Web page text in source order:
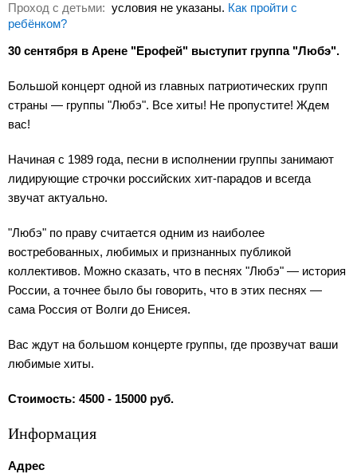
Проход с детьми: условия не указаны. Как пройти с
ребёнком?
30 сентября в Арене "Ерофей" выступит группа "Любэ".
Большой концерт одной из главных патриотических групп
страны — группы "Любэ". Все хиты! Не пропустите! Ждем
вас!
Начиная с 1989 года, песни в исполнении группы занимают
лидирующие строчки российских хит-парадов и всегда
звучат актуально.
"Любэ" по праву считается одним из наиболее
востребованных, любимых и признанных публикой
коллективов. Можно сказать, что в песнях "Любэ" — история
России, а точнее было бы говорить, что в этих песнях —
сама Россия от Волги до Енисея.
Вас ждут на большом концерте группы, где прозвучат ваши
любимые хиты.
Стоимость: 4500 - 15000 руб.
Информация
Адрес